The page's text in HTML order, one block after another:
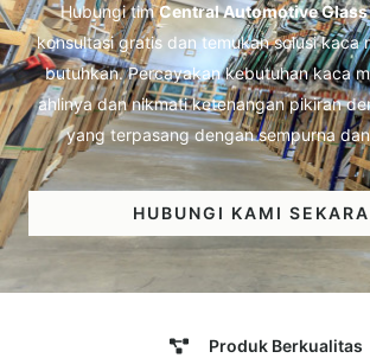
Hubungi timCentral Automotive Glass
konsultasi gratis dan temukan solusi kaca
butuhkan. Percayakan kebutuhan kaca
ahlinya dan nikmati ketenangan pikiran
yang terpasang dengan sempurna
HUBUNGI KAMI
Produk Berkualitas